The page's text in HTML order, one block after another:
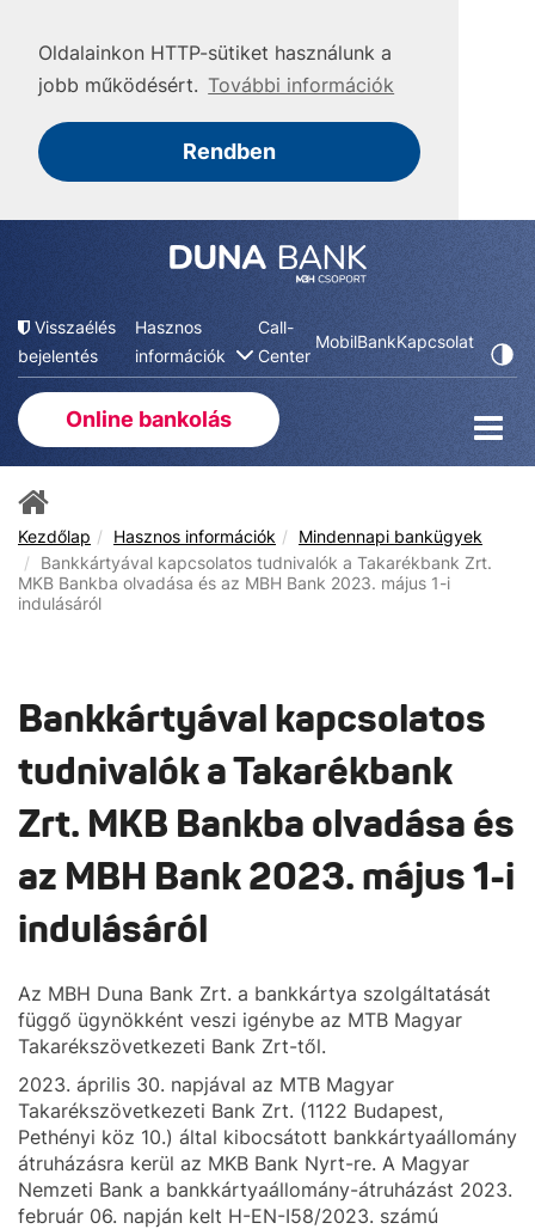
Oldalainkon HTTP-sütiket használunk a
jobb működésért. További információk
Rendben
Visszaélés
bejelentés
Hasznos
információk
Call-
Center
MobilBankKapcsolat
Online bankolás
Kezdőlap Hasznos információk
Mindennapi bankügyek
Bankkártyával kapcsolatos tudnivalók a Takarékbank Zrt.
MKB Bankba olvadása és az MBH Bank 2023. május 1-i
indulásáról
Bankkártyával kapcsolatos
tudnivalók a Takarékbank
Zrt. MKB Bankba olvadása és
az MBH Bank 2023. május 1-i
indulásáról
Az MBH Duna Bank Zrt. a bankkártya szolgáltatását
függő ügynökként veszi igénybe az MTB Magyar
Takarékszövetkezeti Bank Zrt-től.
2023. április 30. napjával az MTB Magyar
Takarékszövetkezeti Bank Zrt. (1122 Budapest,
Pethényi köz 10.) által kibocsátott bankkártyaállomány
átruházásra kerül az MKB Bank Nyrt-re. A Magyar
Nemzeti Bank a bankkártyaállomány-átruházást 2023.
február 06. napján kelt H-EN-I58/2023. számú